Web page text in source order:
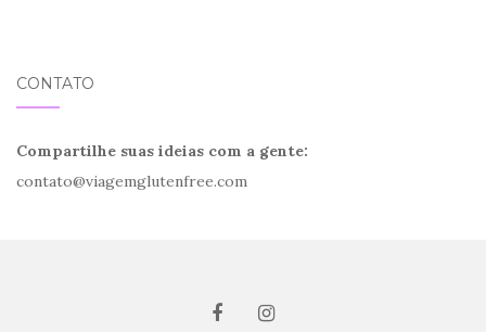
CONTATO
Compartilhe suas ideias com a gente:
contato@viagemglutenfree.com